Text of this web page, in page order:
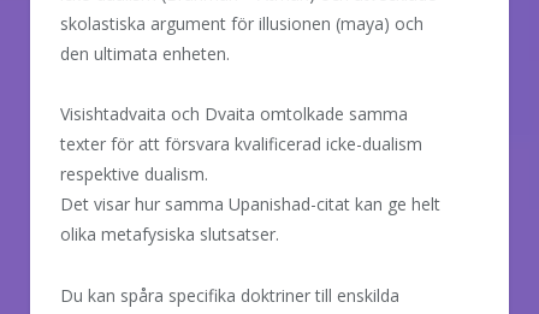
skolastiska argument för illusionen (maya) och
den ultimata enheten.
Visishtadvaita och Dvaita omtolkade samma
texter för att försvara kvalificerad icke-dualism
respektive dualism.
Det visar hur samma Upanishad-citat kan ge helt
olika metafysiska slutsatser.
Du kan spåra specifika doktriner till enskilda